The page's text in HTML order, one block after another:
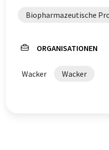
Biopharmazeutische
ORGANISATIONEN
Wacker Wacker